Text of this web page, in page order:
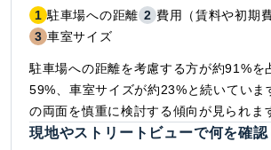
1 駐車場への距離 2 費用（賃料や初期
3 車室サイズ
駐車場への距離を考慮する方が約91%を
59%、車室サイズが約23%と続いていま
の両面を慎重に検討する傾向が見られま
現地やストリートビューで何を確